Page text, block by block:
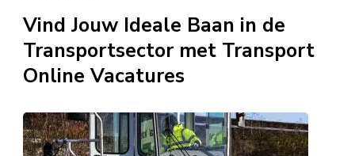
Vind Jouw Ideale Baan in de
Transportsector met Transport
Online Vacatures